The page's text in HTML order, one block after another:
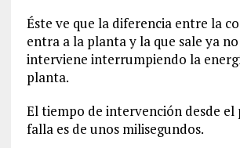
Éste ve que la diferencia entre la
entra a la planta y la que sale ya
interviene interrumpiendo la
planta.
El tiempo de intervención desde el
falla es de unos milisegundos.